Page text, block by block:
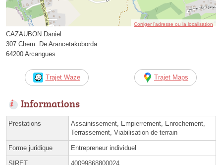
Corriger l’adresse ou la localisation
CAZAUBON Daniel
307 Chem. De Arancetakoborda
64200 Arcangues
Trajet Waze Trajet Maps
Informations
Prestations
Assainissement, Empierrement, Enrochement,
Terrassement, Viabilisation de terrain
Forme juridique Entrepreneur individuel
SIRET 40099868800024